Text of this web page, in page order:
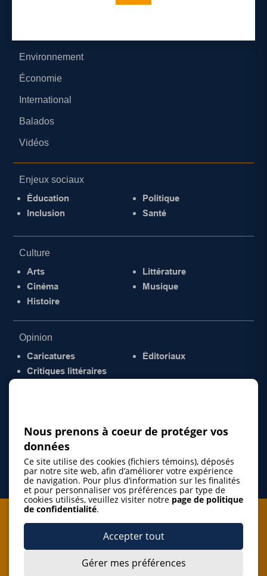
Environnement
Économie
International
Balados
Vidéos
Enjeux sociaux
Éducation
Inclusion
Politique
Santé
Culture
Arts
Cinéma
Histoire
Littérature
Musique
Opinion
Caricatures
Critiques littéraires
Éditoriaux
Je m'abonne à l'infolettre
J’accepte de m’abonner à l’infolettre de La Gazette de la
Nous prenons à coeur de protéger vos
données
Ce site utilise des cookies (fichiers témoins), déposés
par notre site web, afin d’améliorer votre expérience
de navigation. Pour plus d’information sur les finalités
et pour personnaliser vos préférences par type de
cookies utilisés, veuillez visiter notre page de politique
de confidentialité.
Accepter tout
Gérer mes préférences